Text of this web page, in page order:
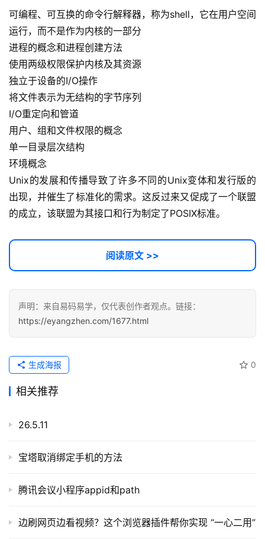
可编程、可互换的命令行解释器，称为shell，它在用户空间
运行，而不是作为内核的一部分
进程的概念和进程创建方法
使用两级权限保护内核及其资源
独立于设备的I/O操作
将文件表示为无结构的字节序列
I/O重定向和管道
用户、组和文件权限的概念
单一目录层次结构
环境概念
Unix的发展和传播导致了许多不同的Unix变体和发行版的
出现，并催生了标准化的需求。这反过来又促成了一个联盟
的成立，该联盟为其接口和行为制定了POSIX标准。
阅读原文 >>
声明：来自易码易学，仅代表创作者观点。链接：
https://eyangzhen.com/1677.html
0
生成海报
相关推荐
26.5.11
宝塔取消绑定手机的方法
腾讯会议小程序appid和path
边刷网页边看视频？这个浏览器插件帮你实现 “一心二用”